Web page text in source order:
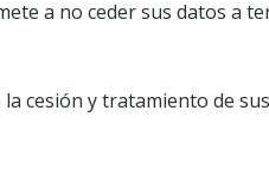
a no ceder sus datos a
cesión y tratamiento de